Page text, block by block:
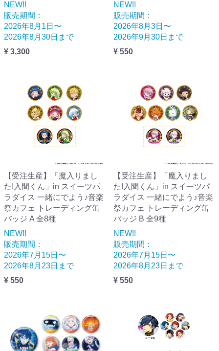
NEW!!
販売期間：
2026年8月1日〜
2026年8月30日まで
¥ 3,300
NEW!!
販売期間：
2026年8月3日〜
2026年9月30日まで
¥ 550
【受注生産】「魔入りまし
た!入間くん」in スイーツパ
ラダイス 一緒にでよう♪音楽
祭カフェ トレーディング缶
バッジ A 全8種
NEW!!
販売期間：
2026年7月15日〜
2026年8月23日まで
¥ 550
【受注生産】「魔入りまし
た!入間くん」in スイーツパ
ラダイス 一緒にでよう♪音楽
祭カフェ トレーディング缶
バッジ B 全9種
NEW!!
販売期間：
2026年7月15日〜
2026年8月23日まで
¥ 550